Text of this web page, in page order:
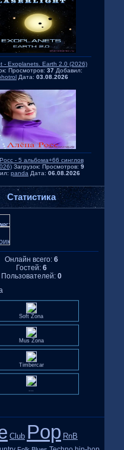
- Exoplanets. Earth 2.0 (2026)
Просмотров: 37 Добавил:
Дата: 03.08.2026
- 5 альбома+66 синглов
Загрузок: Просмотров: 9
panda Дата: 06.08.2026
Статистика
Онлайн всего: 6
Гостей: 6
Пользователей: 0
Soft Zona
Mus Zona
Timbercar
...
Club Pop RnB